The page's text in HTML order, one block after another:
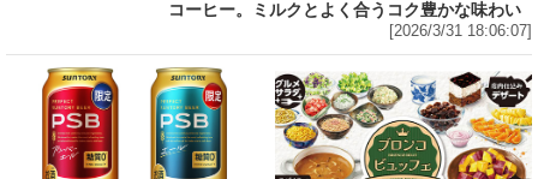
コーヒー。ミルクとよく合うコク豊かな味わい
[2026/3/31 18:06:07]